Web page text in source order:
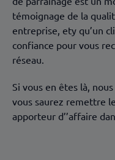
témoignage de la
entreprise, ety qu’un
confiance pour vous
réseau.
Si vous en êtes là,
vous saurez remettre
apporteur d’’affaire